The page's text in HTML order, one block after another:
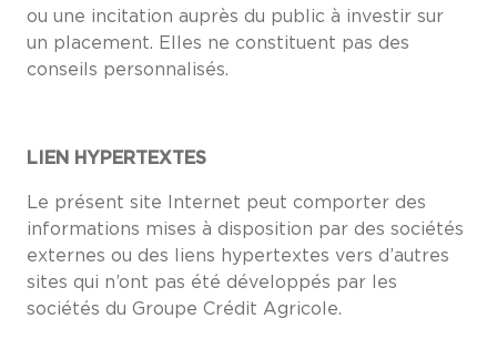
ou une incitation auprès du public à investir sur
un placement. Elles ne constituent pas des
conseils personnalisés.
LIEN HYPERTEXTES
Le présent site Internet peut comporter des
informations mises à disposition par des sociétés
externes ou des liens hypertextes vers d’autres
sites qui n’ont pas été développés par les
sociétés du Groupe Crédit Agricole.